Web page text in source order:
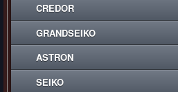
CREDOR
GRANDSEIKO
ASTRON
SEIKO